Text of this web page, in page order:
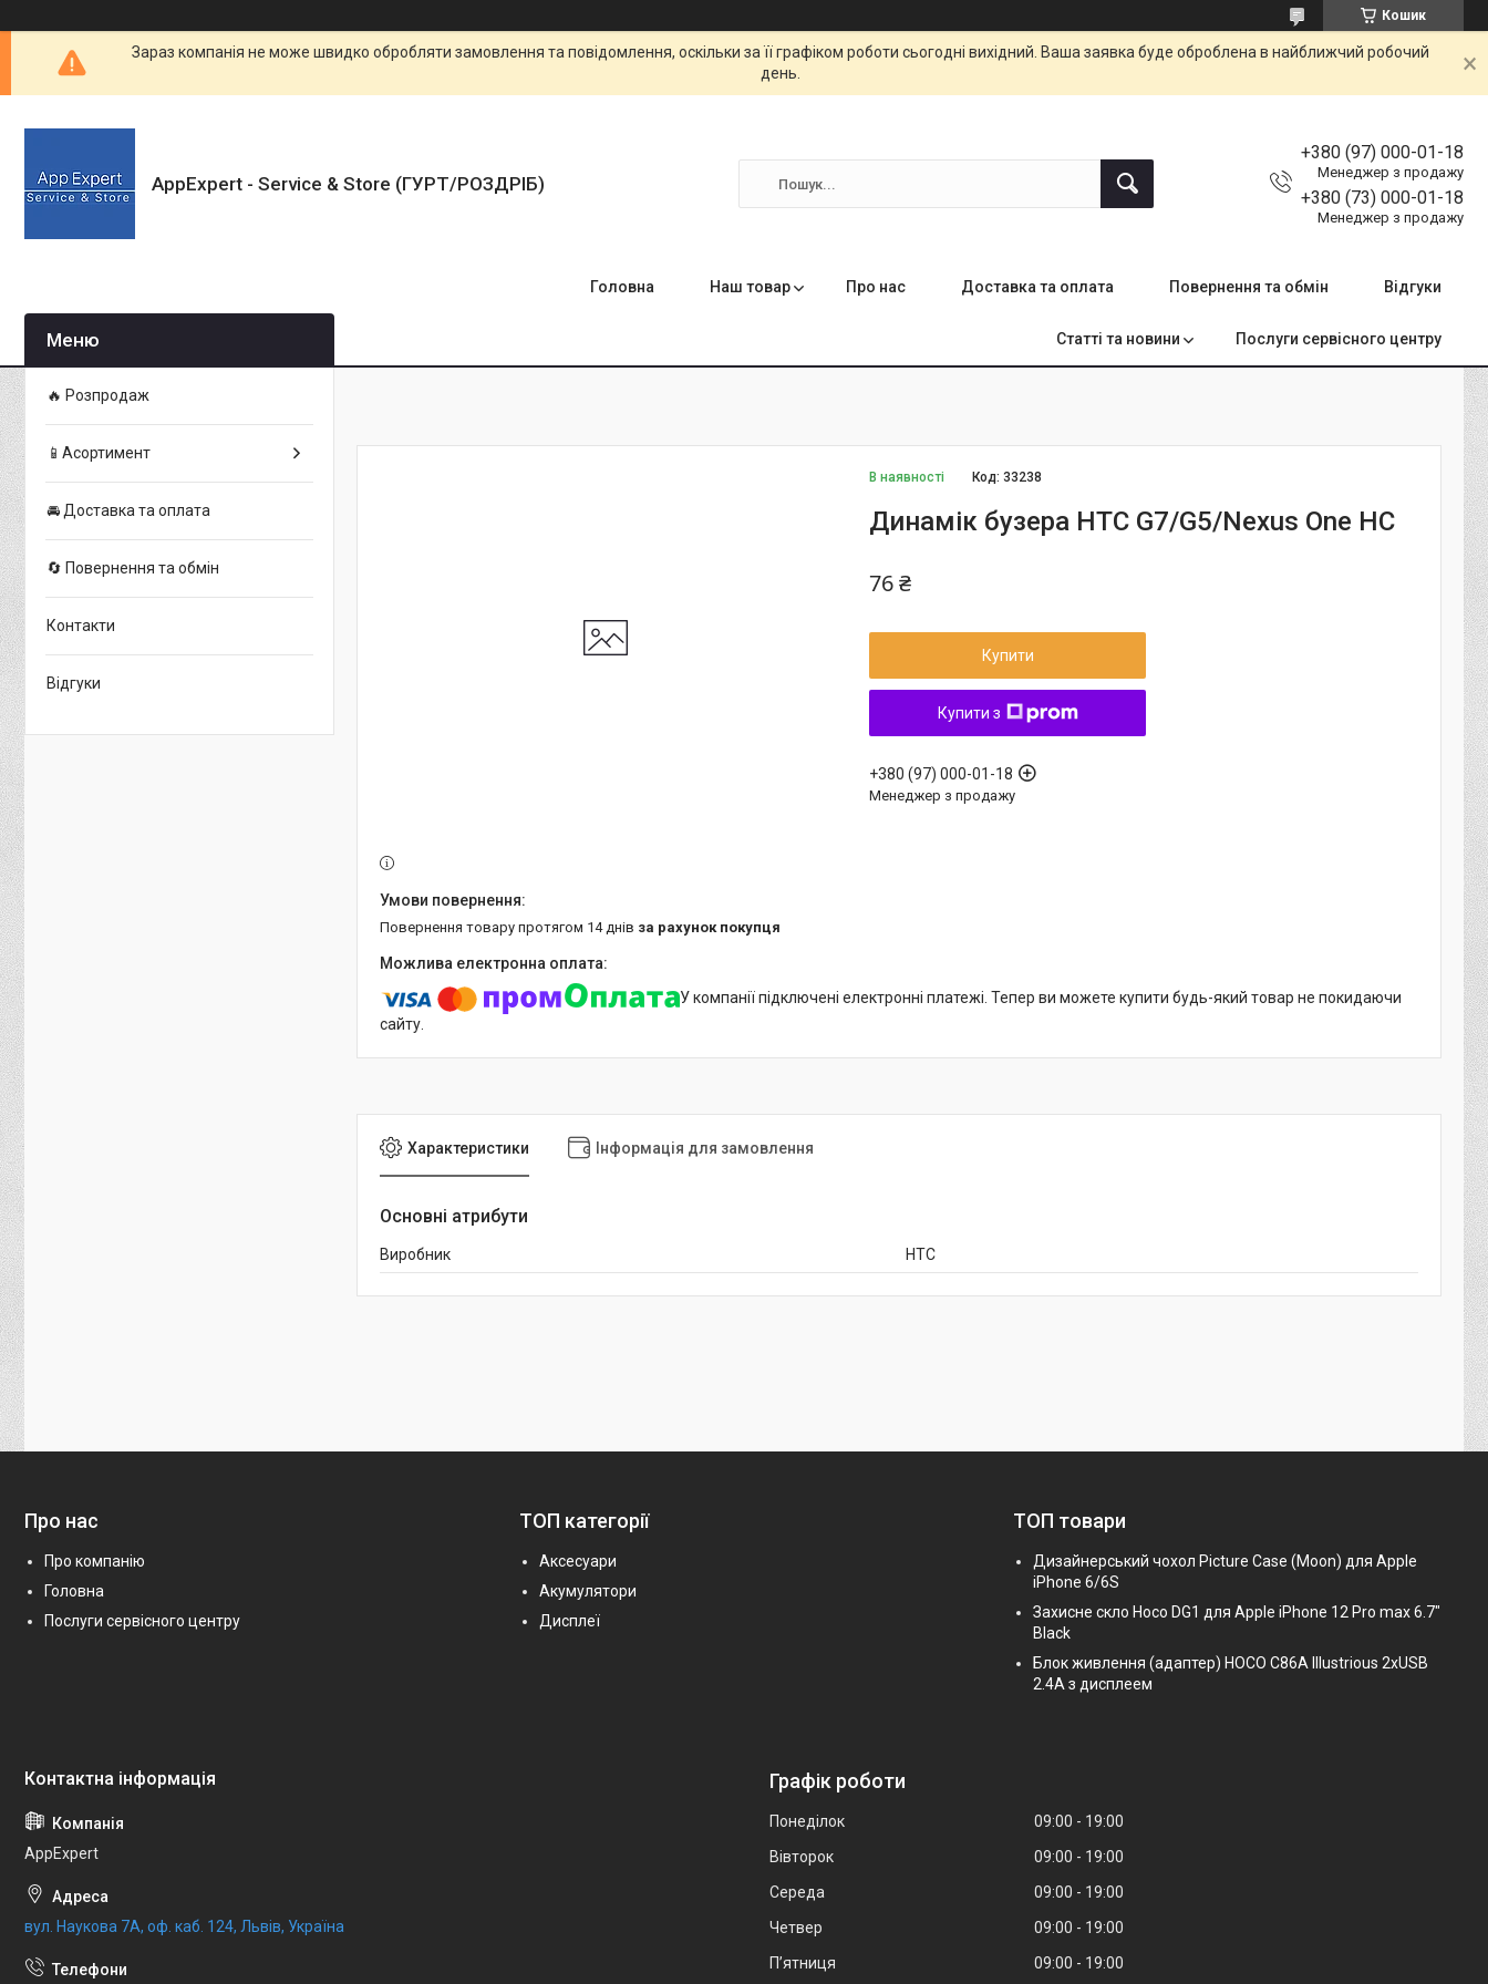
Кошик
Зараз компанія не може швидко обробляти замовлення та повідомлення, оскільки за її графіком роботи сьогодні вихідний. Ваша заявка буде оброблена в найближчий робочий
день.
AppExpert - Service & Store (ГУРТ/РОЗДРІБ)
+380 (97) 000-01-18
Менеджер з продажу
+380 (73) 000-01-18
Менеджер з продажу
Головна Наш товар Про нас Доставка та оплата Повернення та обмін Відгуки
Статті та новини Послуги сервісного центру
В наявності Код:33238
Динамік бузера HTC G7/G5/Nexus One HC
76 ₴
Купити
Купити з
+380 (97) 000-01-18
Менеджер з продажу
повернення товару протягом 14 днів за рахунок покупця
У компанії підключені електронні платежі. Тепер ви можете купити будь-який товар не покидаючи
сайту.
Характеристики Інформація для замовлення
Основні атрибути
Виробник HTC
🔥 Розпродаж
📱Асортимент
🚘 Доставка та оплата
🔄 Повернення та обмін
Контакти
Відгуки
Про нас
Про компанію
Головна
Послуги сервісного центру
ТОП категорії
Аксесуари
Акумулятори
Дисплеї
ТОП товари
Дизайнерський чохол Picture Case (Moon) для Apple
iPhone 6/6S
Захисне скло Hoco DG1 для Apple iPhone 12 Pro max 6.7"
Black
Блок живлення (адаптер) HOCO C86A Illustrious 2xUSB
2.4A з дисплеем
AppExpert
вул. Наукова 7А, оф. каб. 124, Львів, Україна
Графік роботи
Понеділок 09:00
19:00
Вівторок
09:00
19:00
Середа
09:00
19:00
Четвер
09:00
19:00
Пʼятниця
09:00 19:00